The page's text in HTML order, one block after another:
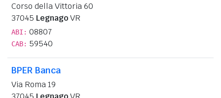
Corso della Vittoria 60
37045 LegnagoVR
ABI: 08807
CAB: 59540
BPER Banca
Via Roma 19